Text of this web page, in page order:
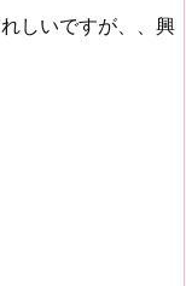
しいですが、、興